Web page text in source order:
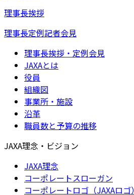
理事長挨拶
理事長定例記者会見
理事長挨拶・定例会見
JAXAとは
役員
組織図
事業所・施設
沿革
職員数と予算の推移
JAXA理念・ビジョン
JAXA理念
コーポレートスローガン
コーポレートロゴ（JAXAロゴ）